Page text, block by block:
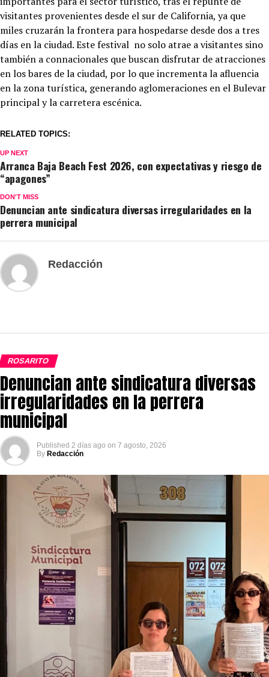
visitantes provenientes desde el sur de California, ya que
miles cruzarán la frontera para hospedarse desde dos a tres
días en la ciudad. Este festival no solo atrae a visitantes sino
también a connacionales que buscan disfrutar de atracciones
en los bares de la ciudad, por lo que incrementa la afluencia
en la zona turística, generando aglomeraciones en el Bulevar
principal y la carretera escénica.
RELATED TOPICS:
UP NEXT
Arranca Baja Beach Fest 2026, con expectativas y riesgo de
“apagones”
DON'T MISS
Denuncian ante sindicatura diversas irregularidades en la
perrera municipal
Redacción
ROSARITO
Denuncian ante sindicatura diversas
irregularidades en la perrera
municipal
Published 2 días ago on 7 agosto, 2026
By Redacción